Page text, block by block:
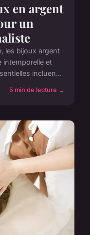
en argent
un
les bijoux argent
intemporelle et
incluen...
5 min de lecture →